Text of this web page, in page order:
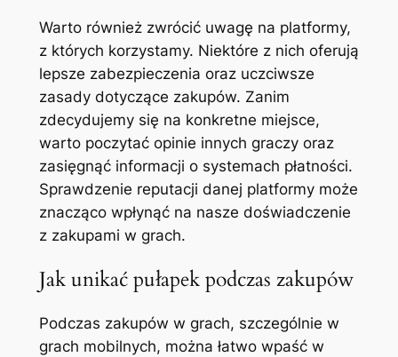
Warto również zwrócić uwagę na platformy,
z których korzystamy. Niektóre z nich oferują
lepsze zabezpieczenia oraz uczciwsze
zasady dotyczące zakupów. Zanim
zdecydujemy się na konkretne miejsce,
warto poczytać opinie innych graczy oraz
zasięgnąć informacji o systemach płatności.
Sprawdzenie reputacji danej platformy może
znacząco wpłynąć na nasze doświadczenie
z zakupami w grach.
Jak unikać pułapek podczas zakupów
Podczas zakupów w grach, szczególnie w
grach mobilnych, można łatwo wpaść w